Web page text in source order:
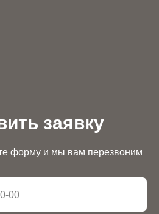
заявку
форму и мы вам перезвоним